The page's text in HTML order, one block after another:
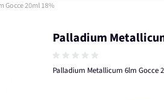
Gocce 20ml 18%
Palladium
Palladium Metallicum 6lm Gocce